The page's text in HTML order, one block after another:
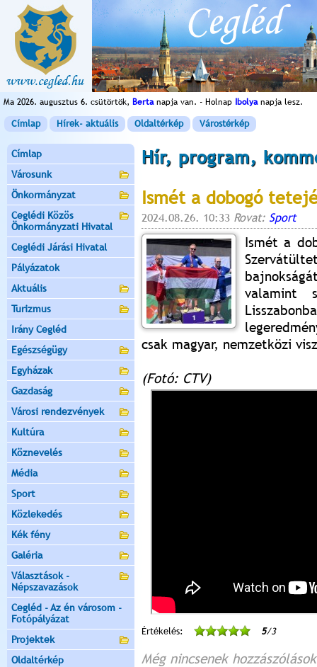
Ma 2026. augusztus 6. csütörtök, Bertanapja van. - Holnap Ibolyanapja lesz.
Címlap Hírek- aktuális Oldaltérkép Várostérkép
Címlap
Városunk
Önkormányzat
Ceglédi Közös
Önkormányzati Hivatal
Ceglédi Járási Hivatal
Pályázatok
Aktuális
Turizmus
Irány Cegléd
Egészségügy
Egyházak
Gazdaság
Városi rendezvények
Kultúra
Köznevelés
Média
Sport
Közlekedés
Kék fény
Galéria
Választások -
Népszavazások
Cegléd - Az én városom -
Fotópályázat
Projektek
Oldaltérkép
Hír, program,
Ismét a dobogó
2024.08.26. 10:33 Rovat: Sport
Ismét a
valamint
csak magyar, nemzetközi
(Fotó: CTV)
Értékelés: 5/3
Még nincsenek hozzászólások